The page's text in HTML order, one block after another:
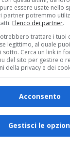
Stelle 2026,
con
essere usate nello
partner potremmo
Elenco dei partner.
trattare i tuoi
legittimo, al quale
sotto. Cerca un link in
del sito per gestire o
della privacy e dei
Acconsento
Gestisci le